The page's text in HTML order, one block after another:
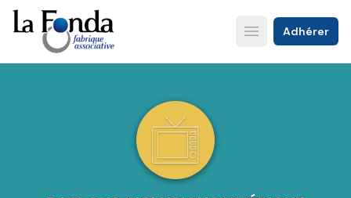
Aller
au
contenu
principal
Open main menu
Adhérer